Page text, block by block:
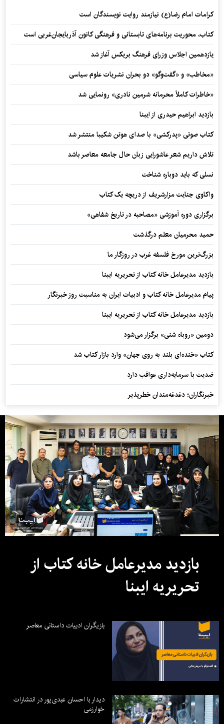
کرامات امام رضا(ع) نیازمند روایت نویسندگان است
کتاب، محوریت برنامه‌های تابستانی و فرهنگی کانون آذربایجان‌غربی است
یازدهمین اجلاس وزرای فرهنگ بریکس آغاز شد
«مخاطب» و «گفت‌وگو» دو بحران نشریات علوم سیاسی
«خاطرات کاملاً محرمانه شرمین نادری» رونمایی شد
بازدید ابراهیم حیدری از ایبنا
کتاب صوتی «پدرکشی» با صدای هوتن شکیبا منتشر شد
تلاش داریم شعر عاشورایی زبان حال جامعه معاصر باشد
نسلی که باید دوباره شناخت
واکاوی جنایت مزارشریف از دریچه یک کتاب
برگزاری دوره آموزشی «مصاحبه در تاریخ شفاهی»
حمید محرمیان معلم درگذشت
بزرگ‌ترین مورخ فلسفه غرب در روزگار ما
بازدید مدیرعامل خانه کتاب از تحریریه ایبنا
پیام مدیرعامل خانه کتاب و ادبیات ایران به مناسبت روز خبرنگار
بازدید مدیرعامل خانه کتاب از تحریریه ایبنا
دومین «روباه شنی» برگزار می‌شود
کتاب «خنده‌ای بلند به روی جهان» وارد بازار کتاب شد
ضدیت با سرمایه‌داری عواقب دارد
خبرنگاران؛ دغدغه‌مندان خطرپذیر
بازدید مدیرعامل خانه کتاب از
تحریریه ایبنا
بازیگران ادبیات داستانی معاصر
دیدار با احسان عبدی‌پور در انتشارات
خوارزمی